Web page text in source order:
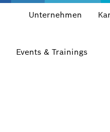
Unternehmen
Events & Trainings